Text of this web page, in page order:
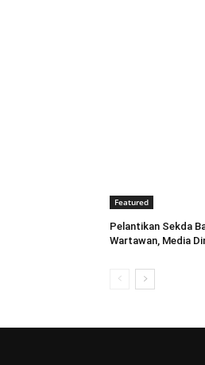
Featured
Pelantikan Sekda
Wartawan, Media